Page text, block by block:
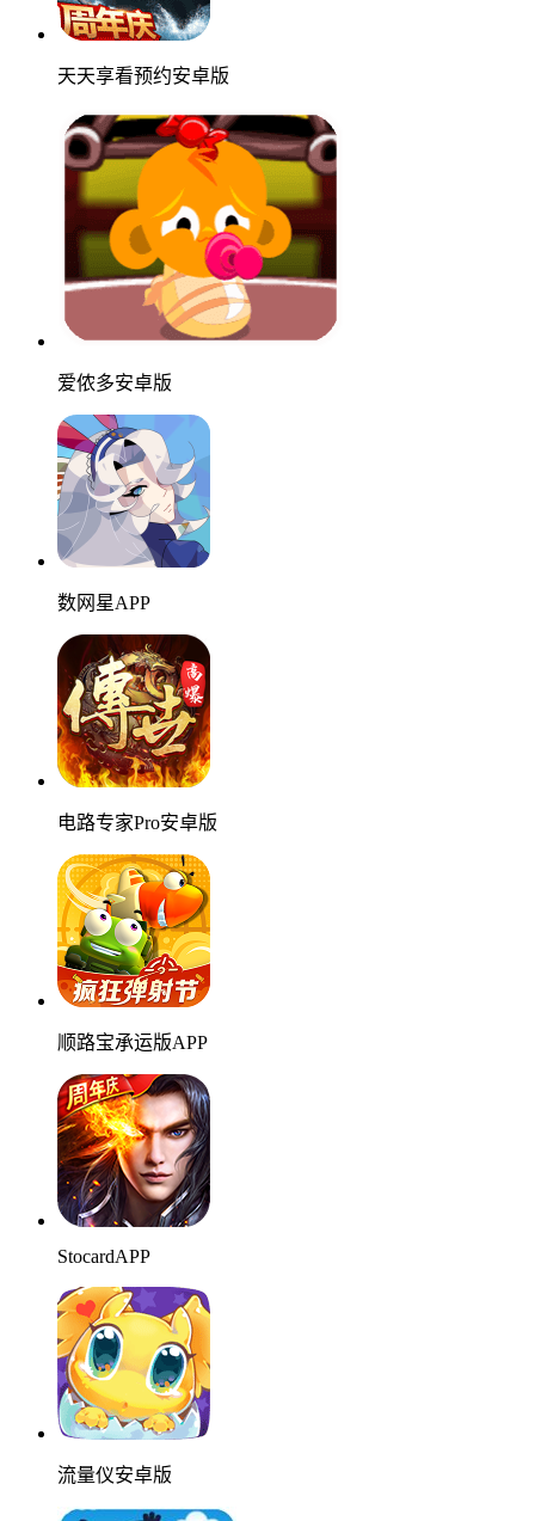
天天享看预约安卓版
爱侬多安卓版
数网星APP
电路专家Pro安卓版
顺路宝承运版APP
StocardAPP
流量仪安卓版